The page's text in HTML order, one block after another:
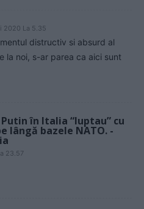
2020 La 5.35
distructiv si absurd al
la noi, s-ar parea ca aici sunt
în Italia “luptau” cu
lângă bazele NATO. -
23.57